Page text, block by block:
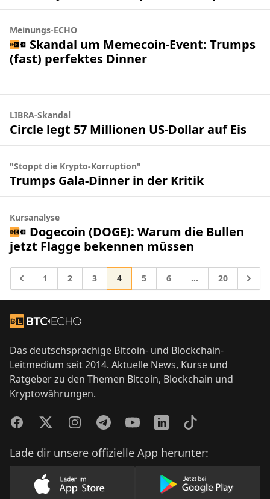
Meinungs-ECHO
Skandal um Memecoin-Event: Trumps
(fast) perfektes Dinner
LIBRA-Skandal
Circle legt 57 Millionen US-Dollar auf Eis
"Stoppt die Krypto-Korruption"
Trumps Gala-Dinner in der Kritik
Kursanalyse
Dogecoin (DOGE): Warum die Bullen
jetzt Flagge bekennen müssen
Gehe zu
Gehe zur Seite
1 Gehe zur Seite
2 Gehe zur Seite
3 Gehe zur Seite
4 Gehe zur Seite
5 Gehe zur Seite
6 Zwischenseiten
… Gehe zur
20 Gehe
Zur Startseite
Das deutschsprachige Bitcoin- und Blockchain-
Leitmedium seit 2014. Aktuelle News, Kurse und
Ratgeber zu den Themen Bitcoin, Blockchain und
Kryptowährungen.
FacebookTwitterInstagramTelegramYouTubeLinkedInTikTok
Lade dir unsere offizielle App herunter:
Lade unsere App im AppStore herunter
Lade unsere